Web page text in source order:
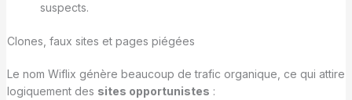
suspects.
Clones, faux sites et pages piégées
Le nom Wiflix génère beaucoup de trafic organique, ce qui attire
logiquement des sites opportunistes :